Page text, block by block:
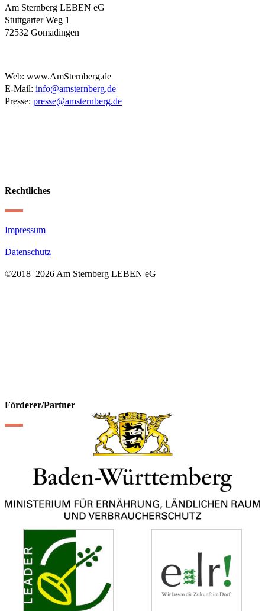
Am Sternberg LEBEN eG
Stuttgarter Weg 1
72532 Gomadingen
Web: www.AmSternberg.de
E-Mail: info@amsternberg.de
Presse: presse@amsternberg.de
Rechtliches
Impressum
Datenschutz
©2018–2026 Am Sternberg LEBEN eG
Förderer/Partner